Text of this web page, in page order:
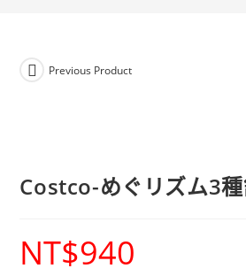
Previous Product
Costco-めぐリズム3
NT$940